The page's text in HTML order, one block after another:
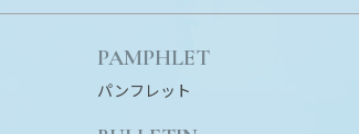
PAMPHLET
パンフレット